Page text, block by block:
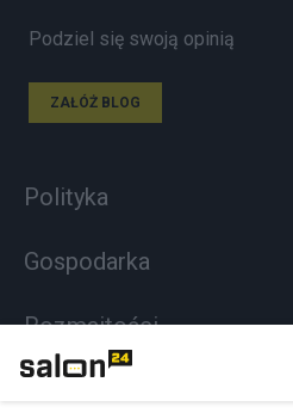
Podziel się swoją opinią
ZAŁÓŻ BLOG
Polityka
Gospodarka
Rozmaitości